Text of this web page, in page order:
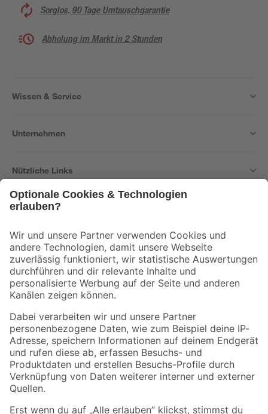
Sorglos, 90 Tage Umtauschgarantie
Abholung im Markt in 2 Stunden
Wissen & Service
Unternehmen
Nützliche Links
Der toom Newsletter: Keine Angebote und Aktionen mehr verpassen!
Zur Newsletter Anmeldung
Folge uns
Zahlungsarten Versandarten
Sicher einkaufen